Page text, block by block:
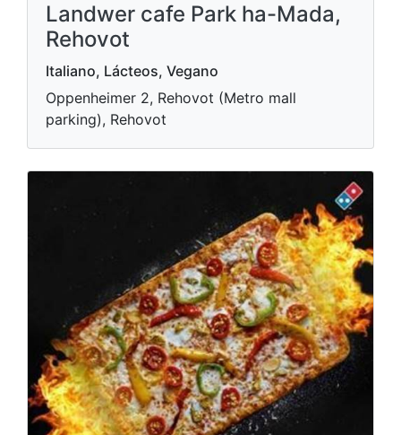
Landwer cafe Park ha-Mada,
Rehovot
Italiano, Lácteos, Vegano
Oppenheimer 2, Rehovot (Metro mall
parking), Rehovot